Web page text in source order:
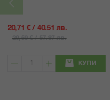
20,71 € / 40.51 лв.
29,59 € / 57.87 лв.
КУПИ